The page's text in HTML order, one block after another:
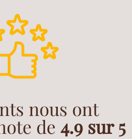
nous ont
de 4.9 sur 5